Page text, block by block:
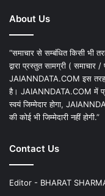
About Us
“समाचार से सम्बंधित किसी भी
द्वारा प्रस्तुत सामग्री ( समाचार
JAIANNDATA.COM इस तरह
है। JAIANNDATA.COM में
स्वयं जिम्मेदार होगा,
की कोई भी जिम्मेदारी नहीं होगी.”
Contact Us
Editor - BHARAT